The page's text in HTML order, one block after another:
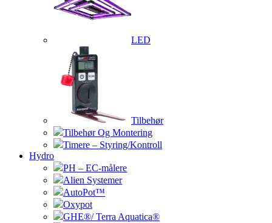
LED
Tilbehør
Tilbehør Og Montering
Timere – Styring/Kontroll
Hydro
PH – EC-målere
Alien Systemer
AutoPot™
Oxypot
GHE®/ Terra Aquatica®